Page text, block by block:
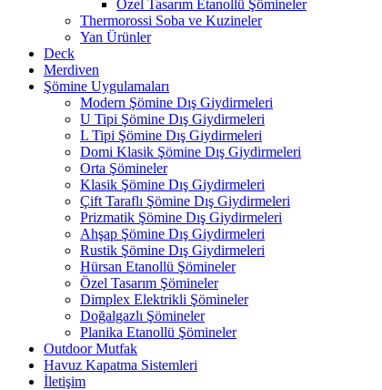
Özel Tasarım Etanollü Şömineler
Thermorossi Soba ve Kuzineler
Yan Ürünler
Deck
Merdiven
Şömine Uygulamaları
Modern Şömine Dış Giydirmeleri
U Tipi Şömine Dış Giydirmeleri
L Tipi Şömine Dış Giydirmeleri
Domi Klasik Şömine Dış Giydirmeleri
Orta Şömineler
Klasik Şömine Dış Giydirmeleri
Çift Taraflı Şömine Dış Giydirmeleri
Prizmatik Şömine Dış Giydirmeleri
Ahşap Şömine Dış Giydirmeleri
Rustik Şömine Dış Giydirmeleri
Hürsan Etanollü Şömineler
Özel Tasarım Şömineler
Dimplex Elektrikli Şömineler
Doğalgazlı Şömineler
Planika Etanollü Şömineler
Outdoor Mutfak
Havuz Kapatma Sistemleri
İletişim